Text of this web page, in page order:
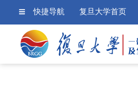
快捷导航 复旦大学首页